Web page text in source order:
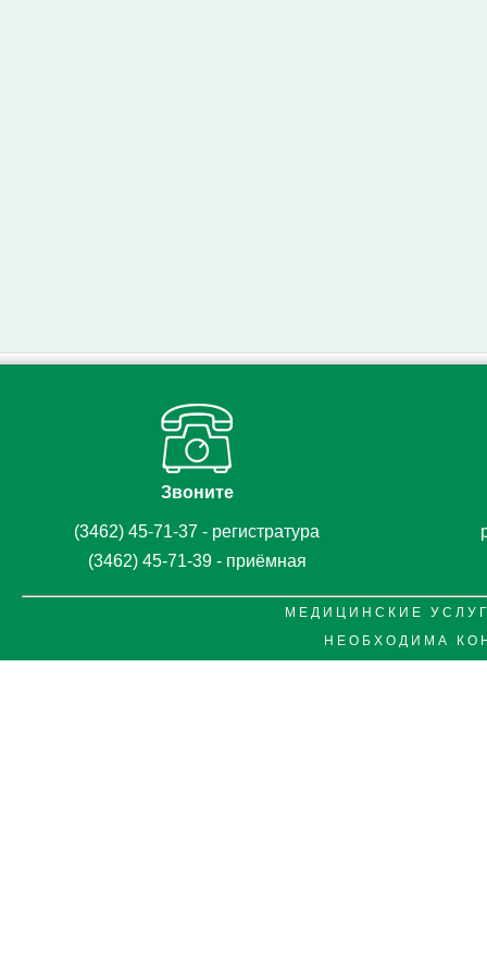
Звоните
(3462) 45-71-37 - регистратура
(3462) 45-71-39 - приёмная
М Е Д И Ц И Н С К И Е У С Л У
Н Е О Б Х О Д И М А К О